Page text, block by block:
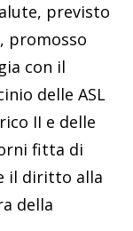
previsto
promosso
con il
delle ASL
II e delle
fitta di
il diritto alla
della